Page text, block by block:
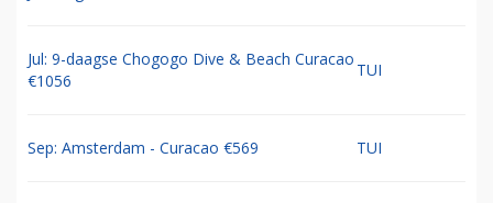
Jul: 9-daagse Chogogo Dive & Beach Curacao
€1056
TUI
Sep: Amsterdam - Curacao €569 TUI